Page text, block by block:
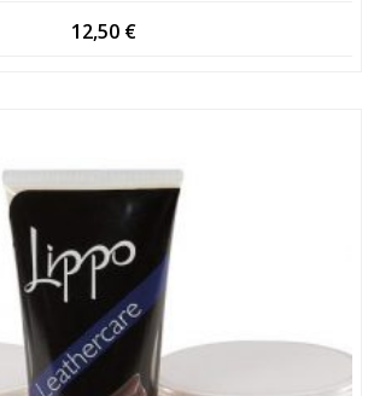
12,50 €